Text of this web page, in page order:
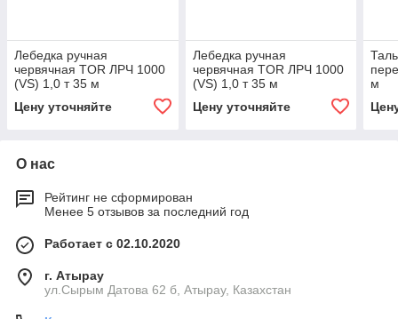
Лебедка ручная
червячная TOR ЛРЧ 1000
(VS) 1,0 т 35 м
Цену уточняйте
Лебедка ручная
червячная TOR ЛРЧ 1000
(VS) 1,0 т 35 м
Цену уточняйте
м
О нас
Рейтинг не сформирован
Менее 5 отзывов за последний год
Работает с 02.10.2020
г. Атырау
ул.Сырым Датова 62 б, Атырау, Казахстан